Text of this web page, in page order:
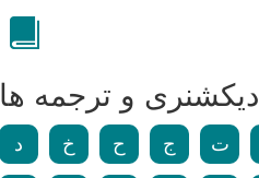
دیکشنری و ترجمه ها
ت ج ح خ د